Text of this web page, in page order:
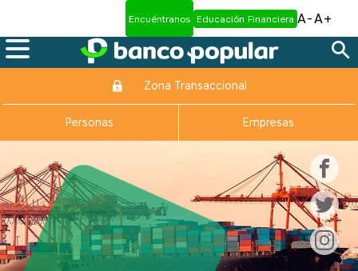
Encuéntranos Educación Financiera A-A+
Zona Transaccional
Personas Empresas